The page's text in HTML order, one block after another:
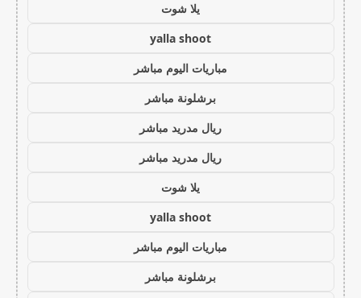
يلا شوت
yalla shoot
مباريات اليوم مباشر
برشلونة مباشر
ريال مدريد مباشر
ريال مدريد مباشر
يلا شوت
yalla shoot
مباريات اليوم مباشر
برشلونة مباشر